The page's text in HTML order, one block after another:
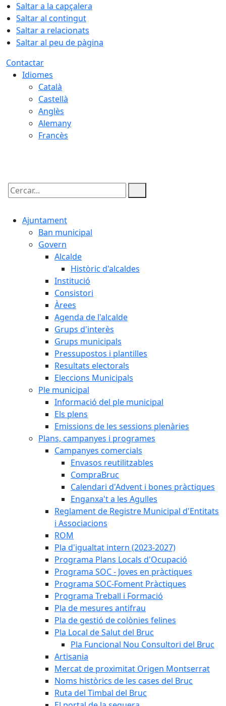
Saltar a la capçalera
Saltar al contingut
Saltar a relacionats
Saltar al peu de pàgina
Contactar
Idiomes
Català
Castellà
Anglès
Alemany
Francès
Cercar:
Ajuntament
Ban municipal
Govern
Alcalde
Històric d'alcaldes
Institució
Consistori
Àrees
Agenda de l'alcalde
Grups d'interès
Grups municipals
Pressupostos i plantilles
Resultats electorals
Eleccions Municipals
Ple municipal
Informació del ple municipal
Els plens
Emissions de les sessions plenàries
Plans, campanyes i programes
Campanyes comercials
Envasos reutilitzables
CompraBruc
Calendari d'Advent i bones pràctiques
Enganxa't a les Agulles
Reglament de Registre Municipal d'Entitats
i Associacions
ROM
Pla d'igualtat intern (2023-2027)
Programa Plans Locals d'Ocupació
Programa SOC - Joves en pràctiques
Programa SOC-Foment Pràctiques
Programa Treball i Formació
Pla de mesures antifrau
Pla de gestió de colònies felines
Pla Local de Salut del Bruc
Pla Funcional Nou Consultori del Bruc
Artisania
Mercat de proximitat Origen Montserrat
Noms històrics de les cases del Bruc
Ruta del Timbal del Bruc